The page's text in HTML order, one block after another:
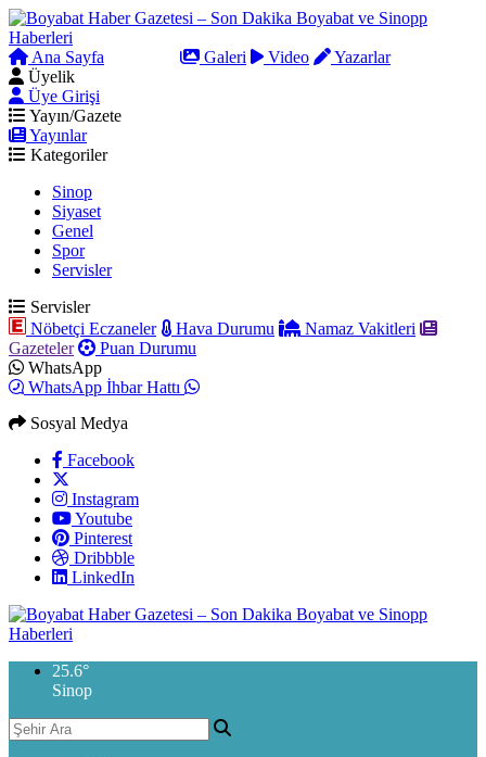
Ana Sayfa Galeri Video
Yazarlar
Üyelik
Üye Girişi
Yayın/Gazete
Yayınlar
Kategoriler
Sinop
Siyaset
Genel
Spor
Servisler
Servisler
Nöbetçi Eczaneler
Hava Durumu
Namaz Vakitleri
Gazeteler
Puan Durumu
WhatsApp
WhatsApp İhbar Hattı
Sosyal Medya
Facebook
Instagram
Youtube
Pinterest
Dribbble
LinkedIn
25.6°
Sinop